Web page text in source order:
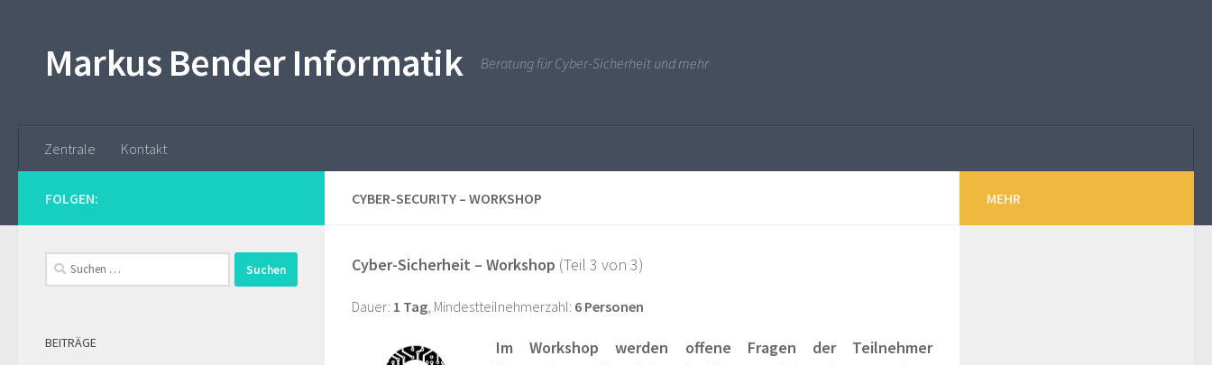
Markus Bender Informatik Beratung für Cyber-Sicherheit und mehr
Zentrale Kontakt
CYBER-SECURITY – WORKSHOP
Cyber-Sicherheit – Workshop (Teil 3 von 3)
Dauer: 1 Tag, Mindestteilnehmerzahl: 6 Personen
Im Workshop werden offene Fragen der Teilnehmer
FOLGEN:
Suchen
nach:
BEITRÄGE
MEHR